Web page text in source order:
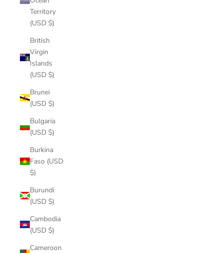
Territory
(USD $)
British
Virgin
Islands
(USD $)
Brunei
(USD $)
Bulgaria
(USD $)
Burkina
Faso (USD
$)
Burundi
(USD $)
Cambodia
(USD $)
Cameroon